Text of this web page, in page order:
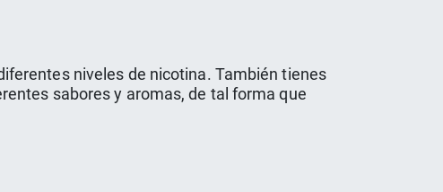
niveles de nicotina. También tienes
sabores y aromas, de tal forma que